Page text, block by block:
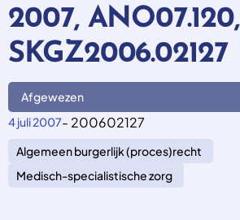
Zorgverzekering afsluiten
Zorgverzekering betalen
Vergoeding van zorg
Zorg in het buitenland
Geen zorgverzekering
Focus en impact
Uitspraken
Over SKGZ
Nieuws
Casussen
2007, ANO07.120,
SKGZ2006.02127
Afgewezen
4 juli 2007- 200602127
Algemeen burgerlijk (proces)recht
Medisch-specialistische zorg